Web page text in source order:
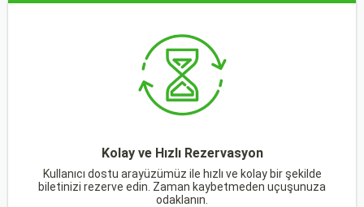
Kolay ve Hızlı Rezervasyon
Kullanıcı dostu arayüzümüz ile hızlı ve kolay bir şekilde
biletinizi rezerve edin. Zaman kaybetmeden uçuşunuza
odaklanın.